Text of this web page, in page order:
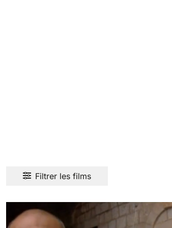
Filtrer les films